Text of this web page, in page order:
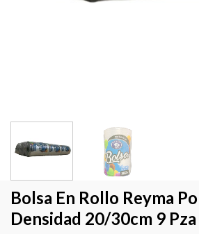
Bolsa En Rollo Reyma
Densidad 20/30cm 9 Pza